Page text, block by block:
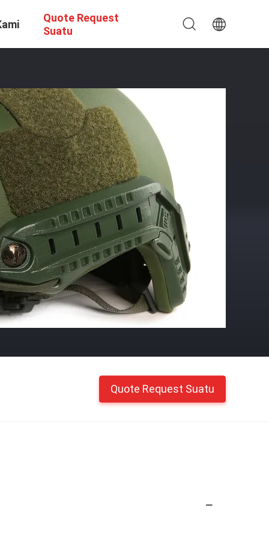
Quote Request
Suatu
Quote Request Suatu